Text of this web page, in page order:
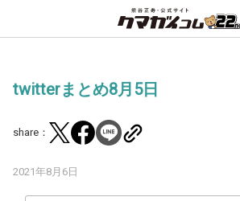
twitterまとめ8月5日
share：
2021年8月6日